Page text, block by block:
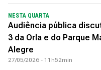
NESTA QUARTA
Audiência pública
3 da Orla e do Parque
Alegre
27/05/2026 - 11h52min